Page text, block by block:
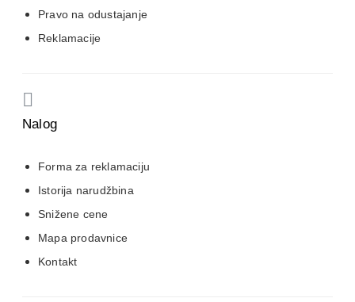
Pravo na odustajanje
Reklamacije
Nalog
Forma za reklamaciju
Istorija narudžbina
Snižene cene
Mapa prodavnice
Kontakt